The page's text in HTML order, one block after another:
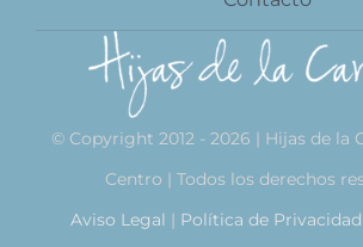
© Copyright 2012 - 2026 | Hijas de la
Centro | Todos los derechos
Aviso Legal | Política de Privacidad